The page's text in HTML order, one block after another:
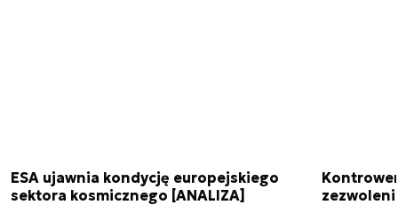
ESA ujawnia kondycję europejskiego
sektora kosmicznego [ANALIZA]